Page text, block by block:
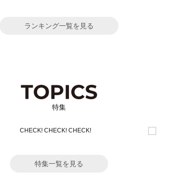
ランキング一覧を見る
特集
特集一覧を見る